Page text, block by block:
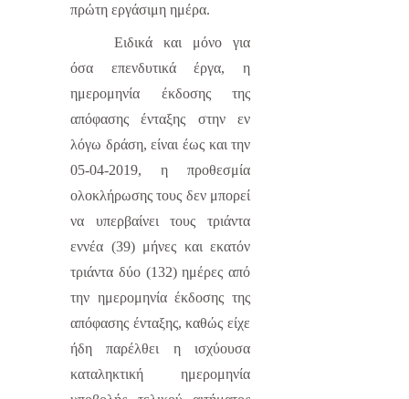
πρώτη εργάσιμη ημέρα.
Ειδικά και μόνο για
όσα επενδυτικά έργα, η
ημερομηνία έκδοσης της
απόφασης ένταξης στην εν
λόγω δράση, είναι έως και την
05-04-2019, η προθεσμία
ολοκλήρωσης τους δεν μπορεί
να υπερβαίνει τους τριάντα
εννέα (39) μήνες και εκατόν
τριάντα δύο (132) ημέρες από
την ημερομηνία έκδοσης της
απόφασης ένταξης, καθώς είχε
ήδη παρέλθει η ισχύουσα
καταληκτική ημερομηνία